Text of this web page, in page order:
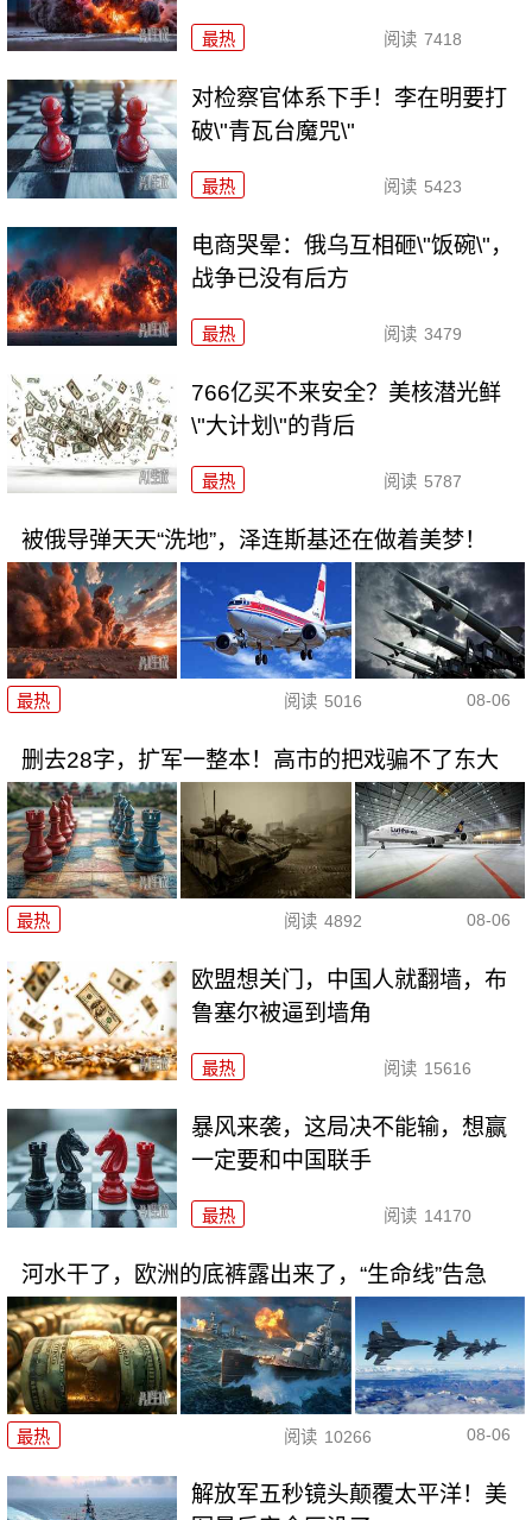
最热 阅读 7418
对检察官体系下手！李在明要打
破\"青瓦台魔咒\"
最热 阅读 5423
电商哭晕：俄乌互相砸\"饭碗\"，
战争已没有后方
最热 阅读 3479
766亿买不来安全？美核潜光鲜
\"大计划\"的背后
最热 阅读 5787
被俄导弹天天“洗地”，泽连斯基还在做着美梦！
最热 阅读 5016 08-06
删去28字，扩军一整本！高市的把戏骗不了东大
最热 阅读 4892 08-06
欧盟想关门，中国人就翻墙，布
鲁塞尔被逼到墙角
最热 阅读 15616
暴风来袭，这局决不能输，想赢
一定要和中国联手
最热 阅读 14170
河水干了，欧洲的底裤露出来了，“生命线”告急
最热 阅读 10266 08-06
解放军五秒镜头颠覆太平洋！美